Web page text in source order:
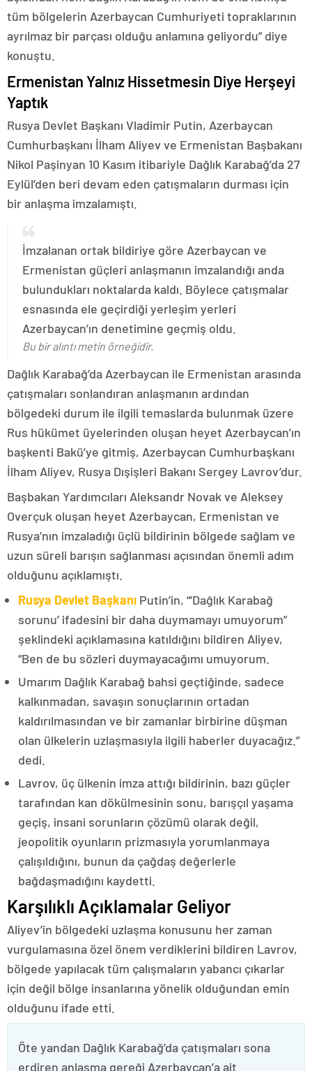
tüm bölgelerin Azerbaycan Cumhuriyeti topraklarının
ayrılmaz bir parçası olduğu anlamına geliyordu” diye
konuştu.
Ermenistan Yalnız Hissetmesin Diye Herşeyi
Yaptık
Rusya Devlet Başkanı Vladimir Putin, Azerbaycan
Cumhurbaşkanı İlham Aliyev ve Ermenistan Başbakanı
Nikol Paşinyan 10 Kasım itibariyle Dağlık Karabağ’da 27
Eylül’den beri devam eden çatışmaların durması için
bir anlaşma imzalamıştı.
İmzalanan ortak bildiriye göre Azerbaycan ve
Ermenistan güçleri anlaşmanın imzalandığı anda
bulundukları noktalarda kaldı. Böylece çatışmalar
esnasında ele geçirdiği yerleşim yerleri
Azerbaycan’ın denetimine geçmiş oldu.
Bu bir alıntı metin örneğidir.
Dağlık Karabağ’da Azerbaycan ile Ermenistan arasında
çatışmaları sonlandıran anlaşmanın ardından
bölgedeki durum ile ilgili temaslarda bulunmak üzere
Rus hükümet üyelerinden oluşan heyet Azerbaycan’ın
başkenti Bakü’ye gitmiş, Azerbaycan Cumhurbaşkanı
İlham Aliyev, Rusya Dışişleri Bakanı Sergey Lavrov’dur.
Başbakan Yardımcıları Aleksandr Novak ve Aleksey
Overçuk oluşan heyet Azerbaycan, Ermenistan ve
Rusya’nın imzaladığı üçlü bildirinin bölgede sağlam ve
uzun süreli barışın sağlanması açısından önemli adım
olduğunu açıklamıştı.
Rusya Devlet Başkanı Putin’in, “‘Dağlık Karabağ
sorunu’ ifadesini bir daha duymamayı umuyorum”
şeklindeki açıklamasına katıldığını bildiren Aliyev,
“Ben de bu sözleri duymayacağımı umuyorum.
Umarım Dağlık Karabağ bahsi geçtiğinde, sadece
kalkınmadan, savaşın sonuçlarının ortadan
kaldırılmasından ve bir zamanlar birbirine düşman
olan ülkelerin uzlaşmasıyla ilgili haberler duyacağız.”
dedi.
Lavrov, üç ülkenin imza attığı bildirinin, bazı güçler
tarafından kan dökülmesinin sonu, barışçıl yaşama
geçiş, insani sorunların çözümü olarak değil,
jeopolitik oyunların prizmasıyla yorumlanmaya
çalışıldığını, bunun da çağdaş değerlerle
bağdaşmadığını kaydetti.
Karşılıklı Açıklamalar Geliyor
Aliyev’in bölgedeki uzlaşma konusunu her zaman
vurgulamasına özel önem verdiklerini bildiren Lavrov,
bölgede yapılacak tüm çalışmaların yabancı çıkarlar
için değil bölge insanlarına yönelik olduğundan emin
olduğunu ifade etti.
Öte yandan Dağlık Karabağ’da çatışmaları sona
erdiren anlaşma gereği Azerbaycan’a ait